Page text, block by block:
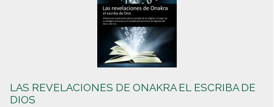
LAS REVELACIONES DE ONAKRA EL ESCRIBA DE
DIOS